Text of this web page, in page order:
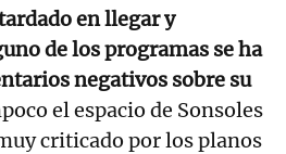
en llegar y
de los programas se ha
negativos sobre su
el espacio de Sonsoles
criticado por los planos